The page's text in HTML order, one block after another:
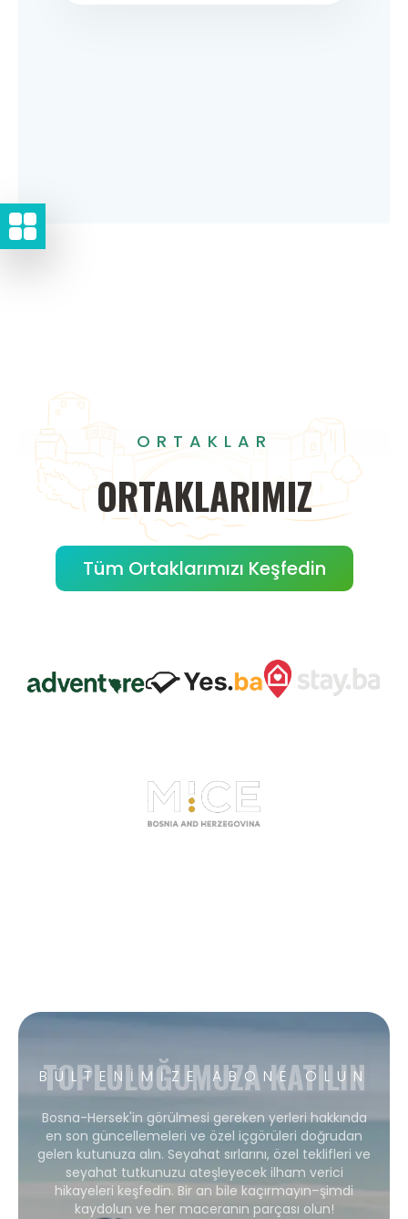
ORTAKLAR
ORTAKLARIMIZ
Tüm Ortaklarımızı Keşfedin
BÜLTENIMIZE ABONE OLUN
TOPLULUĞUMUZA KATILIN
Bosna-Hersek'in görülmesi gereken yerleri hakkında
en son güncellemeleri ve özel içgörüleri doğrudan
gelen kutunuza alın. Seyahat sırlarını, özel teklifleri ve
seyahat tutkunuzu ateşleyecek ilham verici
hikayeleri keşfedin. Bir an bile kaçırmayın–şimdi
kaydolun ve her maceranın parçası olun!